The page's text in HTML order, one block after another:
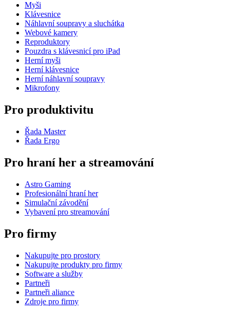
Myši
Klávesnice
Náhlavní soupravy a sluchátka
Webové kamery
Reproduktory
Pouzdra s klávesnicí pro iPad
Herní myši
Herní klávesnice
Herní náhlavní soupravy
Mikrofony
Pro produktivitu
Řada Master
Řada Ergo
Pro hraní her a streamování
Astro Gaming
Profesionální hraní her
Simulační závodění
Vybavení pro streamování
Pro firmy
Nakupujte pro prostory
Nakupujte produkty pro firmy
Software a služby
Partneři
Partneři aliance
Zdroje pro firmy